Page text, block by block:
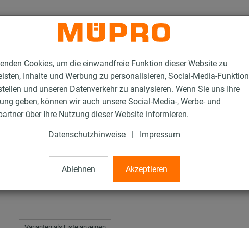
Cookies, um die einwandfreie Funktion dieser Website zu
Inhalte und Werbung zu personalisieren, Social-Media-
und unseren Datenverkehr zu analysieren. Wenn Sie uns Ihre
geben, können wir auch unsere Social-Media-, Werbe- und
über Ihre Nutzung dieser Website informieren.
Datenschutzhinweise | Impressum
Ablehnen Akzeptieren
RTN+ Typ 2 und 4
Typ 2 und 4